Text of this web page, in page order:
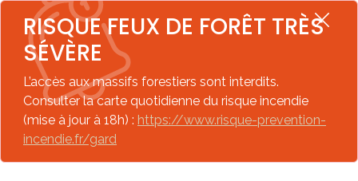
RISQUE FEUX DE FORÊT TRÈS
SÉVÈRE
L’accès aux massifs forestiers sont interdits.
Consulter la carte quotidienne du risque incendie
(mise à jour à 18h) : https://www.risque-prevention-
incendie.fr/gard